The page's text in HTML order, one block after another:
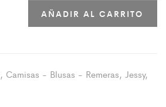
AÑADIR AL CARRITO
, Camisas - Blusas - Remeras, Jessy,